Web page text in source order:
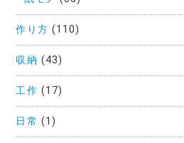
作り方 (110)
収納 (43)
工作 (17)
日常 (1)